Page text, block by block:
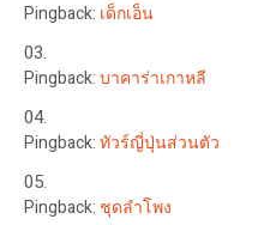
Pingback: เด็กเอ็น
Pingback:บาคาร่าเกาหลี
Pingback:ทัวร์ญี่ปุ่นส่วนตัว
Pingback: ชุดลำโพง